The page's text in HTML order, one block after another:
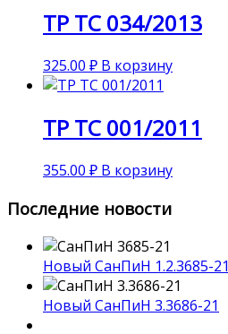
ТР ТС 034/2013
325.00 ₽ В корзину
ТР ТС 001/2011
355.00 ₽ В корзину
Последние новости
Новый СанПиН 1.2.3685-21
Новый СанПиН 3.3686-21